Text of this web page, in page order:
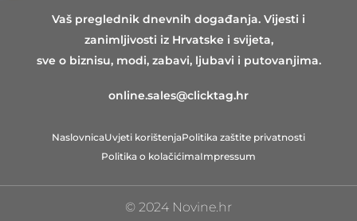
Vaš preglednik dnevnih događanja. Vijesti i
zanimljivosti iz Hrvatske i svijeta,
sve o biznisu, modi, zabavi, ljubavi i putovanjima.
online.sales@clicktag.hr
NaslovnicaUvjeti korištenjaPolitika zaštite privatnosti
Politika o kolačićimaImpressum
© 2024 Novine.hr